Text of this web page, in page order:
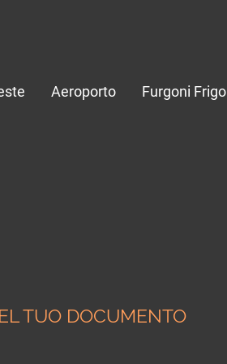
Aeroporto Furgoni Frigo
TUO DOCUMENTO